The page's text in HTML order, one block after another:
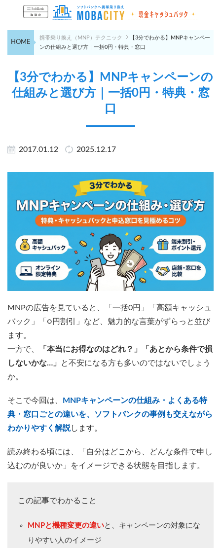
HOME
携帯乗り換え（MNP）テクニック
【3分でわかる】MNPキャンペー
ンの仕組みと選び方｜一括0円・特典・窓口
【3分でわかる】MNPキャンペーンの
仕組みと選び方｜一括0円・特典・窓
口
2017.01.12 2025.12.17
MNPの広告を見ていると、「一括0円」「高額キャッシュ
バック」「○円割引」など、魅力的な言葉がずらっと並び
ます。
一方で、
「本当にお得なのはどれ？」「あとから条件で損
しないかな…」
と不安になる方も多いのではないでしょう
か。
そこで今回は、
MNPキャンペーンの仕組み・よくある特
典・窓口ごとの違いを、ソフトバンクの事例も交えながら
わかりやすく解説します。
読み終わる頃には、「自分はどこから、どんな条件で申し
込むのが良いか」をイメージできる状態を目指します。
この記事でわかること
MNPと機種変更の違いと、キャンペーンの対象にな
りやすい人のイメージ